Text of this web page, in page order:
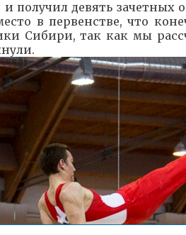
и получил девять зачетных
в первенстве, что
Сибири, так как мы